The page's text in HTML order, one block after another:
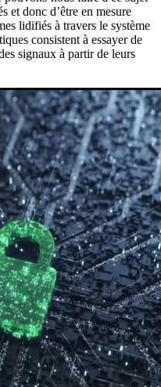
et donc d’être en mesure
lidifiés à travers le système
consistent à essayer de
signaux à partir de leurs